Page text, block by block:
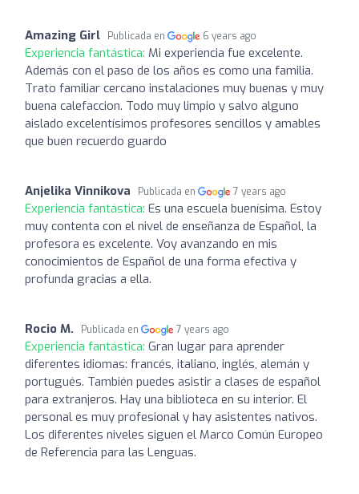
Amazing Girl Publicada en 6 years ago
Experiencia fantástica: Mi experiencia fue excelente.
Además con el paso de los años es como una familia.
Trato familiar cercano instalaciones muy buenas y muy
buena calefaccion. Todo muy limpio y salvo alguno
aislado excelentísimos profesores sencillos y amables
que buen recuerdo guardo
Anjelika Vinnikova Publicada en 7 years ago
Experiencia fantástica: Es una escuela buenísima. Estoy
muy contenta con el nivel de enseñanza de Español, la
profesora es excelente. Voy avanzando en mis
conocimientos de Español de una forma efectiva y
profunda gracias a ella.
Rocio M. Publicada en 7 years ago
Experiencia fantástica: Gran lugar para aprender
diferentes idiomas: francés, italiano, inglés, alemán y
portugués. También puedes asistir a clases de español
para extranjeros. Hay una biblioteca en su interior. El
personal es muy profesional y hay asistentes nativos.
Los diferentes niveles siguen el Marco Común Europeo
de Referencia para las Lenguas.